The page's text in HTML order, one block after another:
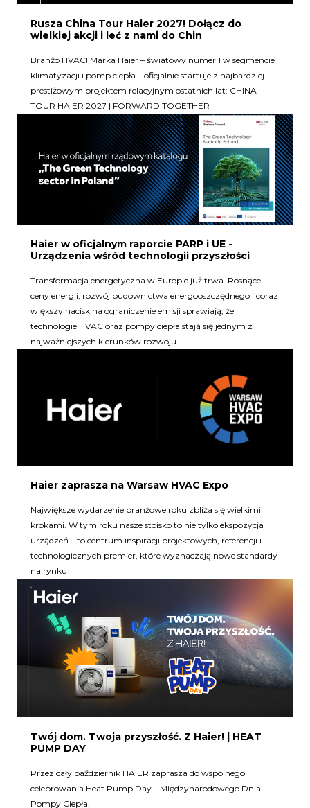
Rusza China Tour Haier 2027! Dołącz do
wielkiej akcji i leć z nami do Chin
Branżo HVAC! Marka Haier – światowy numer 1 w segmencie
klimatyzacji i pomp ciepła – oficjalnie startuje z najbardziej
prestiżowym projektem relacyjnym ostatnich lat: CHINA
TOUR HAIER 2027 | FORWARD TOGETHER
Haier w oficjalnym raporcie PARP i UE -
Urządzenia wśród technologii przyszłości
Transformacja energetyczna w Europie już trwa. Rosnące
ceny energii, rozwój budownictwa energooszczędnego i coraz
większy nacisk na ograniczenie emisji sprawiają, że
technologie HVAC oraz pompy ciepła stają się jednym z
najważniejszych kierunków rozwoju
Haier zaprasza na Warsaw HVAC Expo
Największe wydarzenie branżowe roku zbliża się wielkimi
krokami. W tym roku nasze stoisko to nie tylko ekspozycja
urządzeń – to centrum inspiracji projektowych, referencji i
technologicznych premier, które wyznaczają nowe standardy
na rynku
Twój dom. Twoja przyszłość. Z Haier! | HEAT
PUMP DAY
Przez cały październik HAIER zaprasza do wspólnego
celebrowania Heat Pump Day – Międzynarodowego Dnia
Pompy Ciepła.